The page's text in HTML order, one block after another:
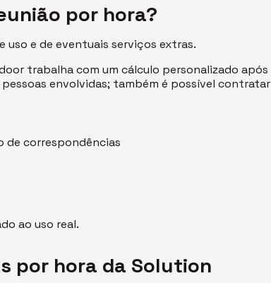
por hora?
uso e de eventuais serviços extras.
trabalha com um cálculo personalizado após
envolvidas; também é possível contratar
de correspondências
ao uso real.
por hora da Solution